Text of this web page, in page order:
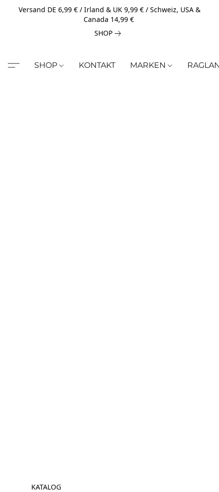
Versand DE 6,99 € / Irland & UK 9,99 € / Schweiz, USA &
Canada 14,99 €
SHOP
SHOP KONTAKT MARKEN
KATALOG